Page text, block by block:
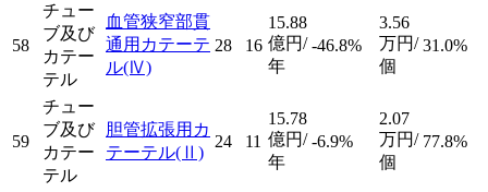
58
チュー
ブ及び
カテー
テル
血管狭窄部貫
通用カテーテ
ル(Ⅳ)
28 16
15.88
億円/
年
-46.8%
3.56
万円/
個
31.0%
59
チュー
ブ及び
カテー
テル
胆管拡張用カ
テーテル(Ⅱ)
24 11
15.78
億円/
年
-6.9%
2.07
万円/
個
77.8%